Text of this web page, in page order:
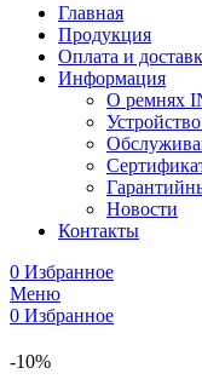
Главная
Продукция
Оплата и
Информация
О ремнях
Новости
Контакты
0 Избранное
Меню
0 Избранное
-10%